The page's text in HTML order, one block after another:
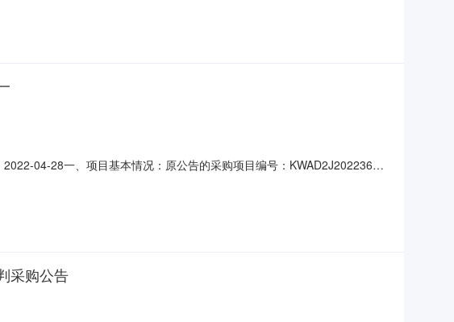
），高度1200mm（±50mm），安装厚度150mm以内，
04-28一、项目基本情况：原公告的采购项目编号：KWAD2J2022360
、凡对本次采购提出询问，请按以下方式联系。1.采购人信息名称：广西农
采购公告